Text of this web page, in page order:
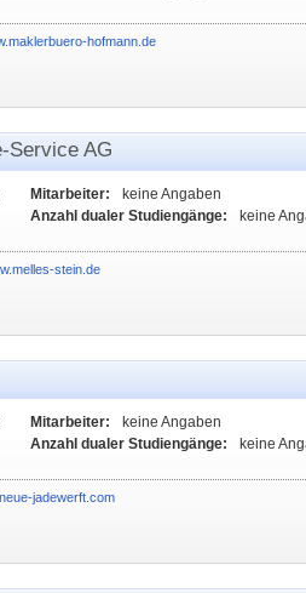
hofmann.de
Service AG
Mitarbeiter:
keine Angaben
Anzahl dualer Studiengänge:
keine
stein.de
Mitarbeiter:
keine Angaben
Anzahl dualer Studiengänge:
keine
jadewerft.com